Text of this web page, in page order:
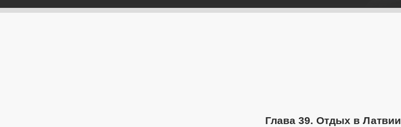
Глава 39. Отдых в Латвии